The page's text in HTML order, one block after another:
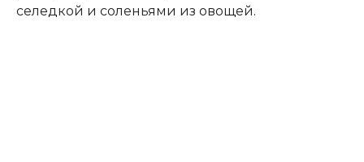
селедкой и соленьями из овощей.